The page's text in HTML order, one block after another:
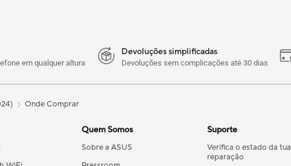
em qualquer altura
Devoluções simplificadas
Devoluções sem complicações até 30 dias
Onde Comprar
Quem Somos
Sobre a ASUS
Suporte
Verifica o estado da tua
reparação